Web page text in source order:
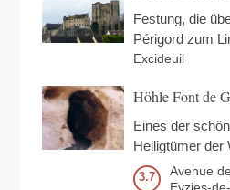
Festung, die
Périgord zum
Excideuil
Höhle Font de
Eines der
Heiligtümer der
3.7 Avenue
Eyzies-